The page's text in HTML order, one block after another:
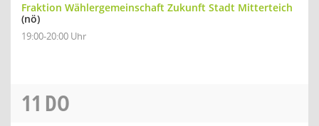
Fraktion Wählergemeinschaft Zukunft Stadt Mitterteich
(nö)
19:00-20:00 Uhr
11 DO